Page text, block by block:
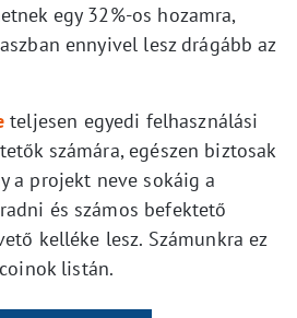
egy 32%-os hozamra,
ennyivel lesz drágább az
teljesen egyedi felhasználási
számára, egészen biztosak
a projekt neve sokáig a
és számos befektető
kelléke lesz. Számunkra ez
listán.